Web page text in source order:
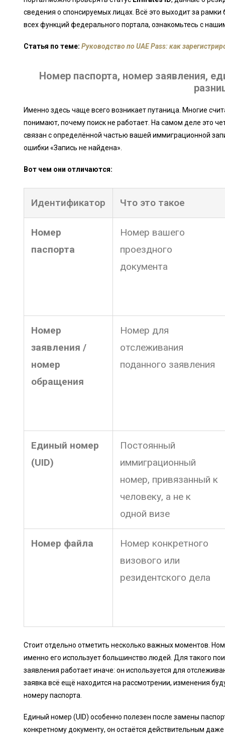
сведения о спонсируемых лицах. Всё это выходит за
всех функций федерального портала, ознакомьтесь с
Статья по теме: Руководство по UAE Pass: как
Номер паспорта, номер заявления,
Именно здесь чаще всего возникает путаница. Многие
понимают, почему поиск не работает. На самом деле это
связан с определённой частью вашей иммиграционной
ошибки «Запись не найдена».
Вот чем они отличаются:
Идентификатор Что это такое
Номер
паспорта
Номер вашего
проездного
документа
Номер
заявления /
номер
обращения
Номер для
отслеживания
поданного заявления
Единый номер
(UID)
Постоянный
иммиграционный
номер, привязанный к
человеку, а не к
одной визе
Номер файла
Номер конкретного
визового или
резидентского дела
Стоит отдельно отметить несколько важных моментов.
именно его использует большинство людей. Для такого
заявления работает иначе: он используется для
заявка всё ещё находится на рассмотрении, изменения
номеру паспорта.
Единый номер (UID) особенно полезен после замены
конкретному документу, он остаётся действительным